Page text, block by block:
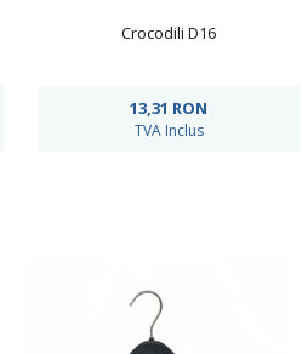
Crocodili D16
13,31 RON
TVA Inclus